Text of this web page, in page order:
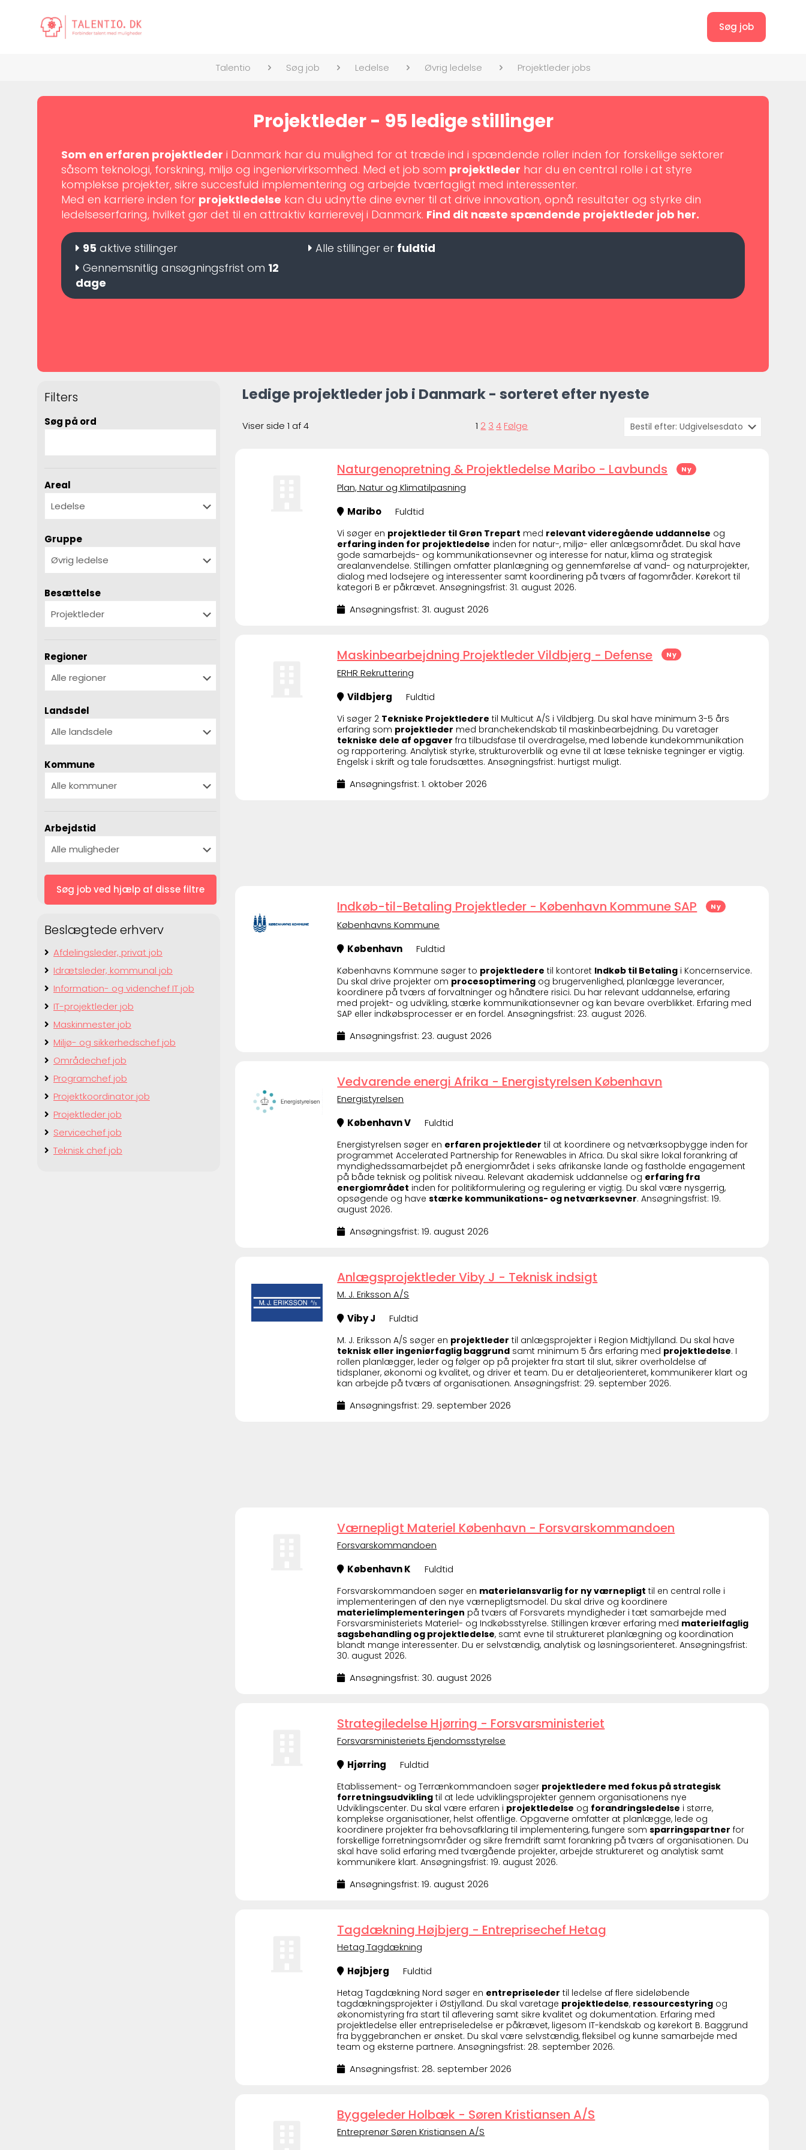
Søg job
Talentio Søg job Ledelse Øvrig ledelse Projektleder jobs
Projektleder - 95 ledige stillinger
Som en erfaren projektleder i Danmark har du mulighed for at træde ind i spændende roller inden for forskellige sektorer
såsom teknologi, forskning, miljø og ingeniørvirksomhed. Med et job som projektleder har du en central rolle i at styre
komplekse projekter, sikre succesfuld implementering og arbejde tværfagligt med interessenter.
Med en karriere inden for projektledelse kan du udnytte dine evner til at drive innovation, opnå resultater og styrke din
ledelseserfaring, hvilket gør det til en attraktiv karrierevej i Danmark. Find dit næste spændende projektleder job her.
95 aktive stillinger Alle stillinger er fuldtid
Gennemsnitlig ansøgningsfrist om 12
dage
Filters
Søg på ord
Areal
Gruppe
Besættelse
Regioner
Landsdel
Kommune
Arbejdstid
Beslægtede erhverv
Afdelingsleder, privat job
Idrætsleder, kommunal job
Information- og videnchef IT job
IT-projektleder job
Maskinmester job
Miljø- og sikkerhedschef job
Områdechef job
Programchef job
Projektkoordinator job
Projektleder job
Servicechef job
Teknisk chef job
Ledige projektleder job i Danmark - sorteret efter nyeste
Viser side 1 af 4 1 2 3 4 Følge
Naturgenopretning & Projektledelse Maribo - Lavbunds Ny
Plan, Natur og Klimatilpasning
Maribo
Fuldtid
Vi søger en projektleder til Grøn Trepart med relevant videregående uddannelse og
erfaring inden for projektledelse inden for natur-, miljø- eller anlægsområdet. Du skal have
gode samarbejds- og kommunikationsevner og interesse for natur, klima og strategisk
arealanvendelse. Stillingen omfatter planlægning og gennemførelse af vand- og naturprojekter,
dialog med lodsejere og interessenter samt koordinering på tværs af fagområder. Kørekort til
kategori B er påkrævet. Ansøgningsfrist: 31. august 2026.
Ansøgningsfrist: 31. august 2026
Maskinbearbejdning Projektleder Vildbjerg - Defense Ny
ERHR Rekruttering
Vildbjerg
Fuldtid
Vi søger 2 Tekniske Projektledere til Multicut A/S i Vildbjerg. Du skal have minimum 3-5 års
erfaring som projektleder med branchekendskab til maskinbearbejdning. Du varetager
tekniske dele af opgaver fra tilbudsfase til overdragelse, med løbende kundekommunikation
og rapportering. Analytisk styrke, strukturoverblik og evne til at læse tekniske tegninger er vigtig.
Engelsk i skrift og tale forudsættes. Ansøgningsfrist: hurtigst muligt.
Ansøgningsfrist: 1. oktober 2026
Indkøb-til-Betaling Projektleder - København Kommune SAP Ny
Københavns Kommune
København
Fuldtid
Københavns Kommune søger to projektledere til kontoret Indkøb til Betaling i Koncernservice.
Du skal drive projekter om procesoptimering og brugervenlighed, planlægge leverancer,
koordinere på tværs af forvaltninger og håndtere risici. Du har relevant uddannelse, erfaring
med projekt- og udvikling, stærke kommunikationsevner og kan bevare overblikket. Erfaring med
SAP eller indkøbsprocesser er en fordel. Ansøgningsfrist: 23. august 2026.
Ansøgningsfrist: 23. august 2026
Vedvarende energi Afrika - Energistyrelsen København
Energistyrelsen
København V
Fuldtid
Energistyrelsen søger en erfaren projektleder til at koordinere og netværksopbygge inden for
programmet Accelerated Partnership for Renewables in Africa. Du skal sikre lokal forankring af
myndighedssamarbejdet på energiområdet i seks afrikanske lande og fastholde engagement
på både teknisk og politisk niveau. Relevant akademisk uddannelse og erfaring fra
energiområdet inden for politikformulering og regulering er vigtig. Du skal være nysgerrig,
opsøgende og havestærke kommunikations- og netværksevner. Ansøgningsfrist: 19.
august 2026.
Ansøgningsfrist: 19. august 2026
Anlægsprojektleder Viby J - Teknisk indsigt
M. J. Eriksson A/S
Viby J
Fuldtid
M. J. Eriksson A/S søger en projektleder til anlægsprojekter i Region Midtjylland. Du skal have
teknisk eller ingeniørfaglig baggrund samt minimum 5 års erfaring med projektledelse. I
rollen planlægger, leder og følger op på projekter fra start til slut, sikrer overholdelse af
tidsplaner, økonomi og kvalitet, og driver et team. Du er detaljeorienteret, kommunikerer klart og
kan arbejde på tværs af organisationen. Ansøgningsfrist: 29. september 2026.
Ansøgningsfrist: 29. september 2026
Værnepligt Materiel København - Forsvarskommandoen
Forsvarskommandoen
København K
Fuldtid
Forsvarskommandoen søger en materielansvarlig for ny værnepligt til en central rolle i
implementeringen af den nye værnepligtsmodel. Du skal drive og koordinere
materielimplementeringen på tværs af Forsvarets myndigheder i tæt samarbejde med
Forsvarsministeriets Materiel- og Indkøbsstyrelse. Stillingen kræver erfaring med materielfaglig
sagsbehandling og projektledelse, samt evne til struktureret planlægning og koordination
blandt mange interessenter. Du er selvstændig, analytisk og løsningsorienteret. Ansøgningsfrist:
30. august 2026.
Ansøgningsfrist: 30. august 2026
Strategiledelse Hjørring - Forsvarsministeriet
Forsvarsministeriets Ejendomsstyrelse
Hjørring
Fuldtid
Etablissement- og Terrænkommandoen søger projektledere med fokus på strategisk
forretningsudvikling til at lede udviklingsprojekter gennem organisationens nye
Udviklingscenter. Du skal være erfaren i projektledelse og forandringsledelse i større,
komplekse organisationer, helst offentlige. Opgaverne omfatter at planlægge, lede og
koordinere projekter fra behovsafklaring til implementering, fungere somsparringspartner for
forskellige forretningsområder og sikre fremdrift samt forankring på tværs af organisationen. Du
skal have solid erfaring med tværgående projekter, arbejde struktureret og analytisk samt
kommunikere klart. Ansøgningsfrist: 19. august 2026.
Ansøgningsfrist: 19. august 2026
Tagdækning Højbjerg - Entreprisechef Hetag
Hetag Tagdækning
Højbjerg
Fuldtid
Hetag Tagdækning Nord søger en entrepriseleder til ledelse af flere sideløbende
tagdækningsprojekter i Østjylland. Du skal varetage projektledelse, ressourcestyring og
økonomistyring fra start til aflevering samt sikre kvalitet og dokumentation. Erfaring med
projektledelse eller entrepriseledelse er påkrævet, ligesom IT-kendskab og kørekort B. Baggrund
fra byggebranchen er ønsket. Du skal være selvstændig, fleksibel og kunne samarbejde med
team og eksterne partnere. Ansøgningsfrist: 28. september 2026.
Ansøgningsfrist: 28. september 2026
Byggeleder Holbæk - Søren Kristiansen A/S
Entreprenør Søren Kristiansen A/S